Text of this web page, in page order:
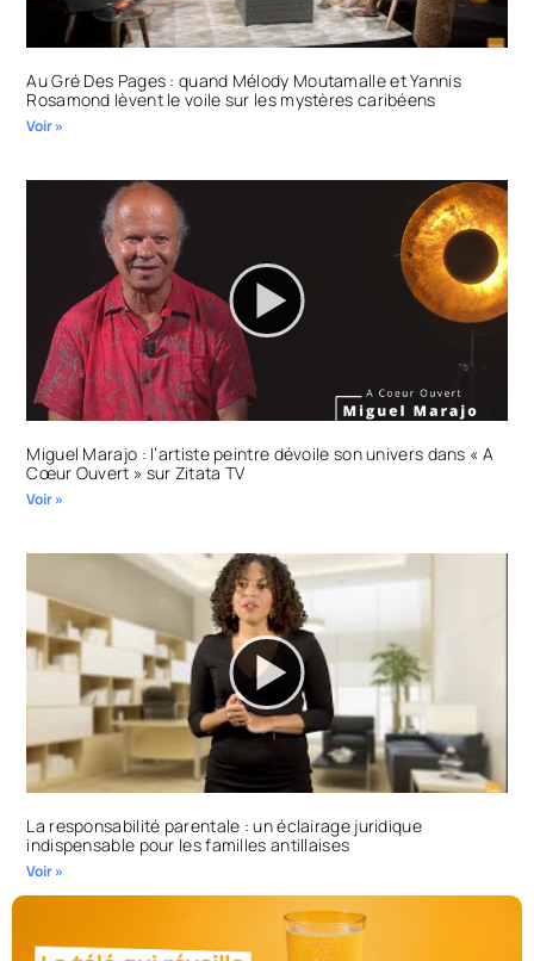
Au Gré Des Pages : quand Mélody Moutamalle et Yannis
Rosamond lèvent le voile sur les mystères caribéens
Voir »
Miguel Marajo : l’artiste peintre dévoile son univers dans « A
Cœur Ouvert » sur Zitata TV
Voir »
La responsabilité parentale : un éclairage juridique
indispensable pour les familles antillaises
Voir »